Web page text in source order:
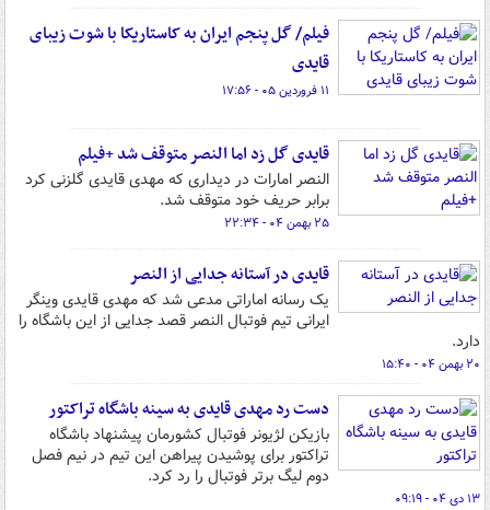
فیلم/ گل پنجم ایران به کاستاریکا با شوت زیبای
قایدی
۱۱ فروردین ۰۵ - ۱۷:۵۶
قایدی گل زد اما النصر متوقف شد +فیلم
النصر امارات در دیداری که مهدی قایدی گلزنی کرد
برابر حریف خود متوقف شد.
۲۵ بهمن ۰۴ - ۲۲:۳۴
قایدی در آستانه جدایی از النصر
یک رسانه اماراتی مدعی شد که مهدی قایدی وینگر
ایرانی تیم فوتبال النصر قصد جدایی از این باشگاه را
دارد.
۲۰ بهمن ۰۴ - ۱۵:۴۰
دست رد مهدی قایدی به سینه باشگاه تراکتور
بازیکن لژیونر فوتبال کشورمان پیشنهاد باشگاه
تراکتور برای پوشیدن پیراهن این تیم در نیم فصل
دوم لیگ برتر فوتبال را رد کرد.
۱۳ دی ۰۴ - ۰۹:۱۹